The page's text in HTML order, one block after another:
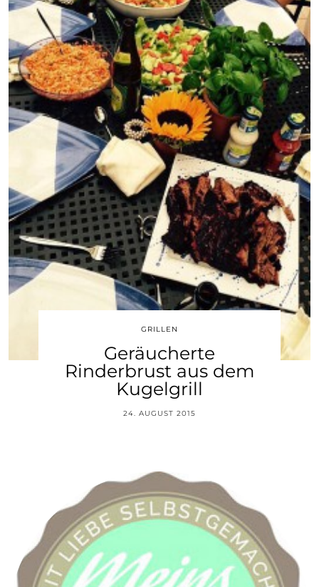
GRILLEN
Geräucherte
Rinderbrust aus dem
Kugelgrill
24. AUGUST 2015